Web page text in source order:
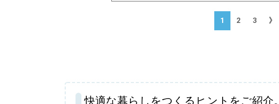
1 2 3 》
快適な暮らしをつくるヒントをご紹介。